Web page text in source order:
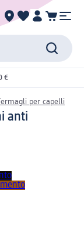
€
per capelli
anti